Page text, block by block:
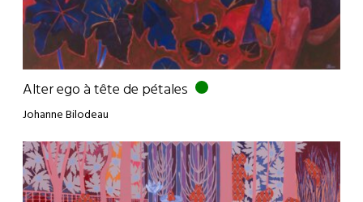
Alter ego à tête de pétales
Johanne Bilodeau